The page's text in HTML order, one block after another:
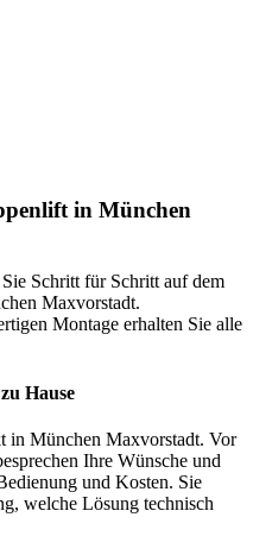
in München
Schritt für Schritt auf dem
Maxvorstadt.
Montage erhalten Sie alle
Hause
in München Maxvorstadt. Vor
Ihre Wünsche und
und Kosten. Sie
welche Lösung technisch